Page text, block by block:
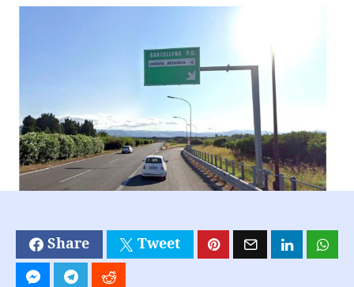
notturna
di
uno
dei
due
svincoli
di
Barcellona
Share Tweet